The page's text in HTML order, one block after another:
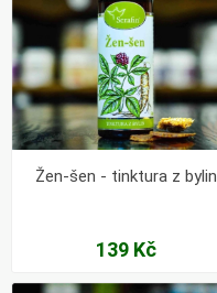
Žen-šen - tinktura z bylin
139 Kč